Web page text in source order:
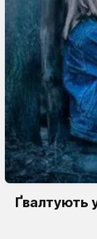
Ґвалтують